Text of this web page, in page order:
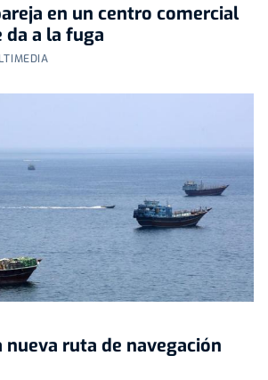
en un centro comercial
da a la fuga
nueva ruta de navegación